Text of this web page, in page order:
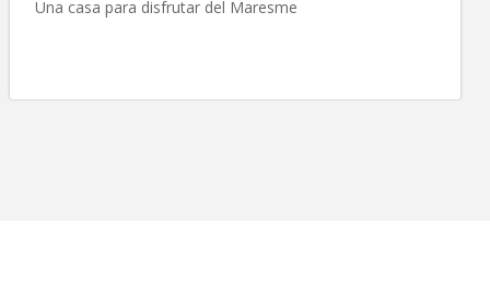
Una casa para disfrutar del Maresme